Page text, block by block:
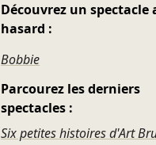
Découvrez un spectacle
hasard :
Bobbie
Parcourez les derniers
spectacles :
Six petites histoires d'Art